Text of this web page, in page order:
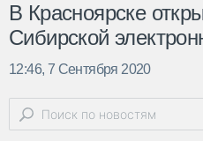
В Красноярске
Сибирской
12:46, 7 Сентября 2020